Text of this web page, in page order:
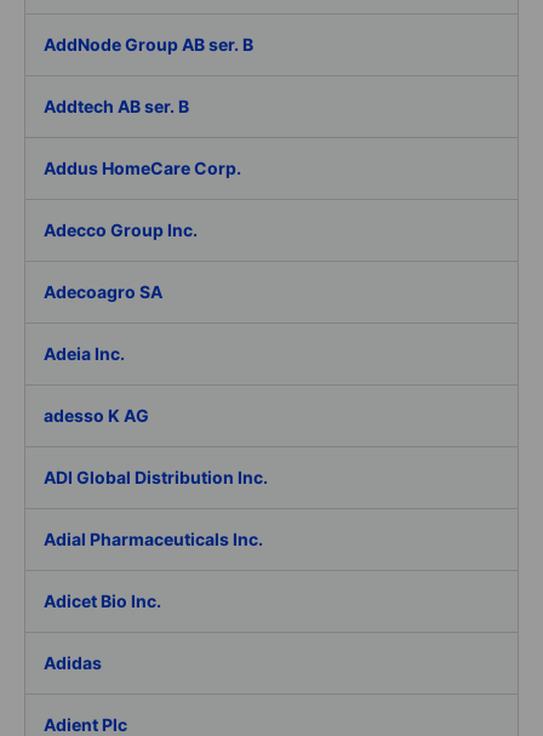
AddNode Group AB ser. B
Addtech AB ser. B
Addus HomeCare Corp.
Adecco Group Inc.
Adecoagro SA
Adeia Inc.
adesso K AG
ADI Global Distribution Inc.
Adial Pharmaceuticals Inc.
Adicet Bio Inc.
Adidas
Adient Plc